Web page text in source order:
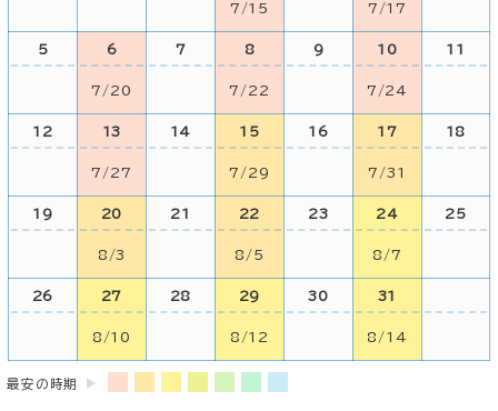
7/15 7/17
5 6
7/20
7 8
7/22
9 10
7/24
11
12 13
7/27
14 15
7/29
16 17
7/31
18
19 20
8/3
21 22
8/5
23 24
8/7
25
26 27
8/10
28 29
8/12
30 31
8/14
最安の時期